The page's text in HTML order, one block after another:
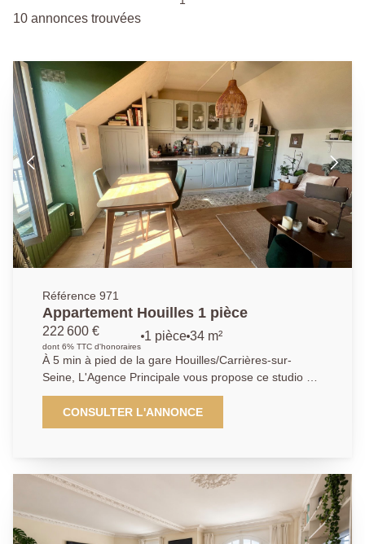
10 annonces trouvées
Référence 971
Appartement Houilles 1 pièce
222 600 €
dont 6% TTC d'honoraires
1 pièce 34 m²
À 5 min à pied de la gare Houilles/Carrières-sur-
Seine, L'Agence Principale vous propose ce studio de
34.31 m2 carrez. Très lumineux et idéalement situé, II
est distribué en un espace de vie avec cuisine et coin
bureau, un espace nuit pouvant accueillir deux grands
rapidement! Nous sommes à votre disposition au
01.39.14.71.72. Les informations sur les risques
auxquels ce bien est exposé sont disponibles sur le
site Géorisques : www.georisques.gouv.fr
CONSULTER L'ANNONCE